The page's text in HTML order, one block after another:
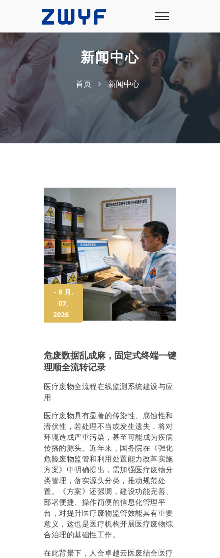
新闻中心
首页 新闻中心
- 8 月.
07,
2026
危废数据乱成麻，固定式终端一键
理顺全流转记录
医疗废物全流程在线监测系统建设与应
用
医疗废物具有显著的传染性、腐蚀性和
潜伏性，若处理不当或发生遗失，将对
环境造成严重污染，甚至可能成为疾病
传播的源头。近年来，国务院在《强化
危险废物监管和利用处置能力改革实施
方案》中明确提出，需加强医疗废物分
类管理，落实源头分类，推动规范处
置。《方案》还强调，建设功能完善、
部署便捷、操作简便的信息化管理平
台，对提升医疗废物监管效能具有重要
意义，这也是医疗机构开展医疗废物综
合治理的基础性工作。
在此背景下，人合卓越云医废结合医疗